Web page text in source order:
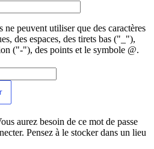
ne peuvent utiliser que des caractères
des espaces, des tirets bas ("_"),
("-"), des points et le symbole @.
aurez besoin de ce mot de passe
Pensez à le stocker dans un lieu